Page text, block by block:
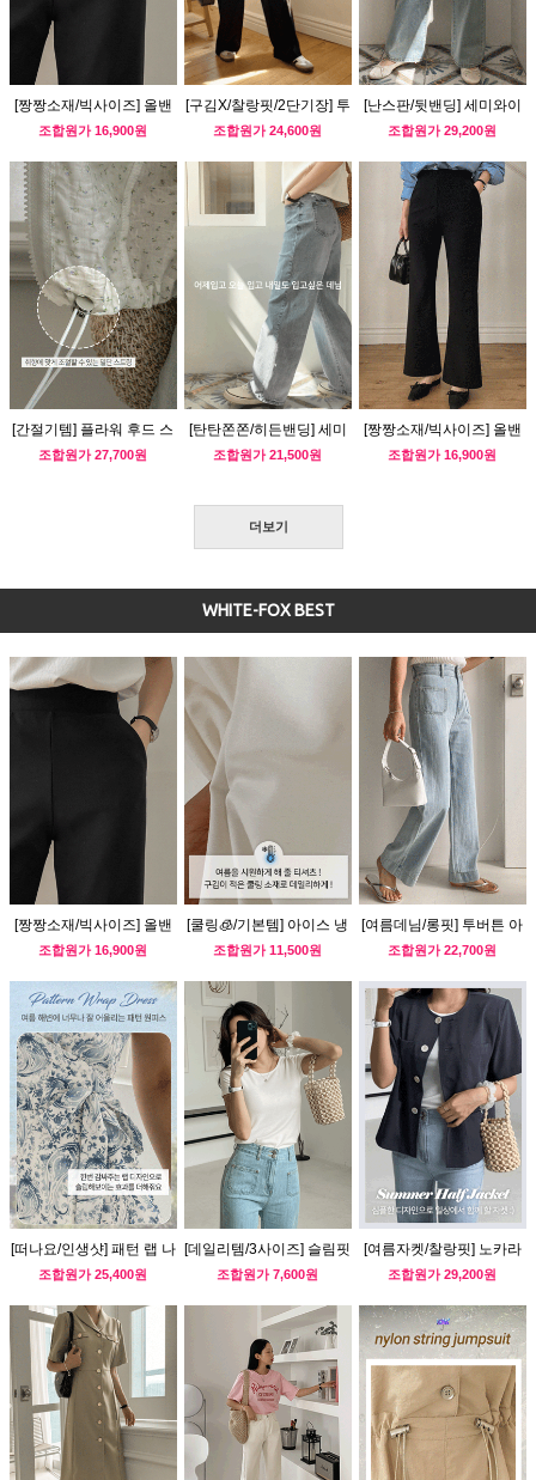
[짱짱소재/빅사이즈] 올밴
딩 와이드 슬랙스
조합원가16,900원
[구김X/찰랑핏/2단기장] 투
핀턱 와이드 슬랙스
조합원가24,600원
[난스판/뒷밴딩] 세미와이
드 캣워싱 데님 팬츠
조합원가29,200원
[간절기템] 플라워 후드 스
트링 바람막이
조합원가27,700원
[탄탄쫀쫀/히든밴딩] 세미
와이드 워싱 데님팬츠
조합원가21,500원
[짱짱소재/빅사이즈] 올밴
딩 부츠컷 슬랙스
조합원가16,900원
더보기
WHITE-FOX BEST
[짱짱소재/빅사이즈] 올밴
딩 와이드 슬랙스
조합원가16,900원
[쿨링🧊/기본템] 아이스 냉
감 반팔티 (브이넥ver)
조합원가11,500원
[여름데님/롱핏] 투버튼 아
웃포켓 데님 팬츠
조합원가22,700원
[떠나요/인생샷] 패턴 랩 나
시 원피스
조합원가25,400원
[데일리템/3사이즈] 슬림핏
쫀쫀 라운드티
조합원가7,600원
[여름자켓/찰랑핏] 노카라
아웃포켓 반팔자켓
조합원가29,200원